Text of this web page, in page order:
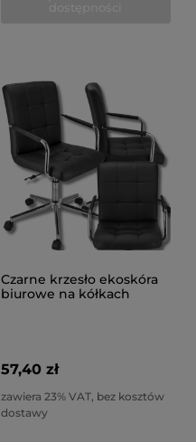
Czarne krzesło ekoskóra
biurowe na kółkach
57,40 zł
zawiera 23% VAT, bez kosztów
dostawy